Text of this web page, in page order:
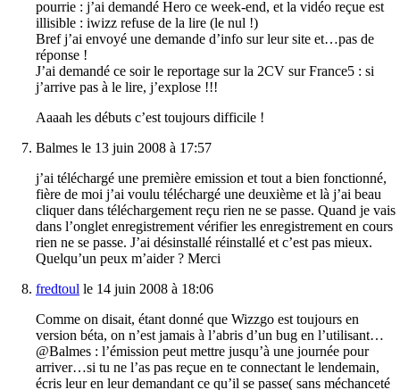
pourrie : j’ai demandé Hero ce week-end, et la vidéo reçue est
illisible : iwizz refuse de la lire (le nul !)
Bref j’ai envoyé une demande d’info sur leur site et…pas de
réponse !
J’ai demandé ce soir le reportage sur la 2CV sur France5 : si
j’arrive pas à le lire, j’explose !!!
Aaaah les débuts c’est toujours difficile !
Balmes le 13 juin 2008 à 17:57
j’ai téléchargé une première emission et tout a bien fonctionné,
fière de moi j’ai voulu téléchargé une deuxième et là j’ai beau
cliquer dans téléchargement reçu rien ne se passe. Quand je vais
dans l’onglet enregistrement vérifier les enregistrement en cours
rien ne se passe. J’ai désinstallé réinstallé et c’est pas mieux.
Quelqu’un peux m’aider ? Merci
fredtoul le 14 juin 2008 à 18:06
Comme on disait, étant donné que Wizzgo est toujours en
version béta, on n’est jamais à l’abris d’un bug en l’utilisant…
@Balmes : l’émission peut mettre jusqu’à une journée pour
arriver…si tu ne l’as pas reçue en te connectant le lendemain,
écris leur en leur demandant ce qu’il se passe( sans méchanceté